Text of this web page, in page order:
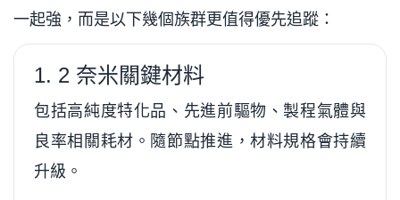
一起強，而是以下幾個族群更值得優先追蹤：
1. 2 奈米關鍵材料
包括高純度特化品、先進前驅物、製程氣體與
良率相關耗材。隨節點推進，材料規格會持續
升級。